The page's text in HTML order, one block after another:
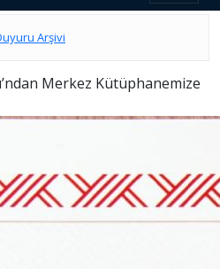
Arşivi
Merkez Kütüphanemize